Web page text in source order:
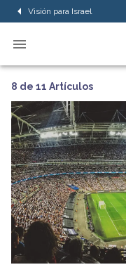
Visión para Israel
8 de 11 Artículos